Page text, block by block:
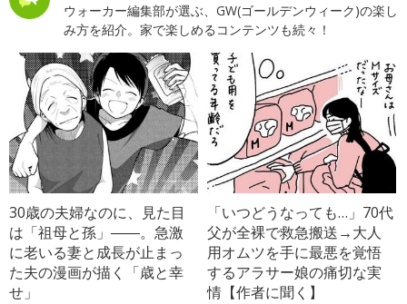
ウォーカー編集部が選ぶ、GW(ゴールデンウィーク)の楽し
み方を紹介。家で楽しめるコンテンツも続々！
30歳の夫婦なのに、見た目
は「祖母と孫」――。急激
に老いる妻と成長が止まっ
た夫の漫画が描く「歳と幸
せ」
「いつどうなっても…」70代
父が全裸で救急搬送→大人
用オムツを手に最悪を覚悟
するアラサー娘の痛切な実
情【作者に聞く】